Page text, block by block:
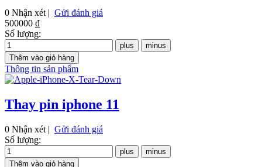
0 Nhận xét | Gửi đánh giá
500000 ₫
Số lượng:
Thông tin sản phẩm
Thay pin iphone 11
0 Nhận xét | Gửi đánh giá
Số lượng: